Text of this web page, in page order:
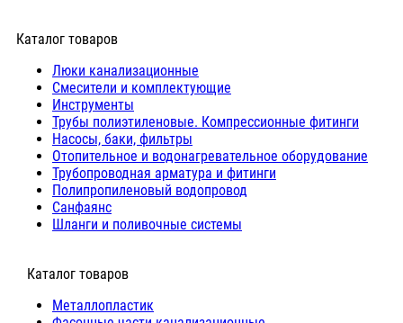
Каталог товаров
Люки канализационные
Cмесители и комплектующие
Инструменты
Трубы полиэтиленовые. Компрессионные фитинги
Насосы, баки, фильтры
Отопительное и водонагревательное оборудование
Трубопроводная арматура и фитинги
Полипропиленовый водопровод
Санфаянс
Шланги и поливочные системы
⠀Каталог товаров
Металлопластик